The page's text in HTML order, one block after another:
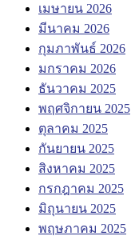
เมษายน 2026
มีนาคม 2026
กุมภาพันธ์ 2026
มกราคม 2026
ธันวาคม 2025
พฤศจิกายน 2025
ตุลาคม 2025
กันยายน 2025
สิงหาคม 2025
กรกฎาคม 2025
มิถุนายน 2025
พฤษภาคม 2025